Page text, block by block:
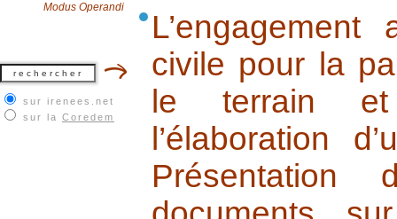
Modus Operandi
sur irenees.net
sur la Coredem
civile pour la
le terrain
l’élaboration
Présentation